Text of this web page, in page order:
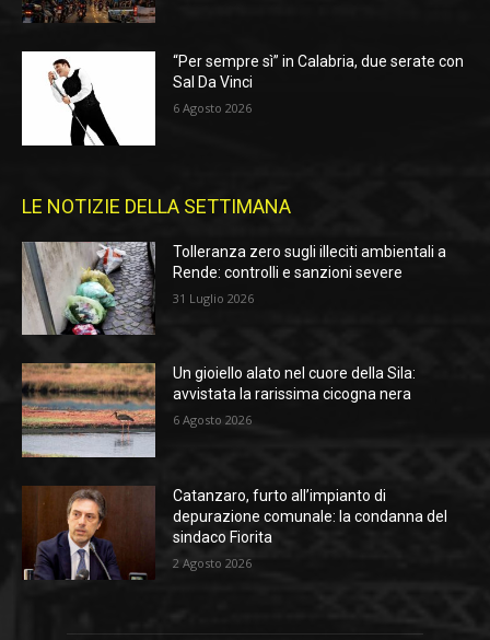
“Per sempre sì” in Calabria, due serate con
Sal Da Vinci
6 Agosto 2026
LE NOTIZIE DELLA SETTIMANA
Tolleranza zero sugli illeciti ambientali a
Rende: controlli e sanzioni severe
31 Luglio 2026
Un gioiello alato nel cuore della Sila:
avvistata la rarissima cicogna nera
6 Agosto 2026
Catanzaro, furto all’impianto di
depurazione comunale: la condanna del
sindaco Fiorita
2 Agosto 2026